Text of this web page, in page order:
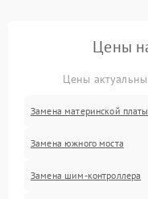
Цены
Цены
Замена материнской платы
Замена южного моста
Замена шим-контроллера